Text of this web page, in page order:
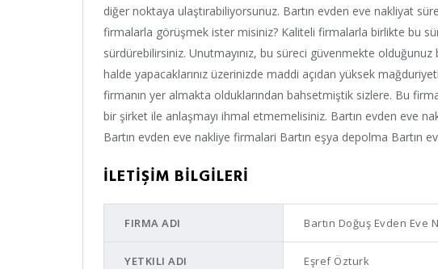
diğer noktaya ulaştırabiliyorsunuz. Bartın evden eve nakliyat
firmalarla görüşmek ister misiniz? Kaliteli firmalarla birlikte bu
sürdürebilirsiniz. Unutmayınız, bu süreci güvenmekte olduğunuz
halde yapacaklarınız üzerinizde maddi açıdan yüksek
firmanın yer almakta olduklarından bahsetmiştik sizlere. Bu
bir şirket ile anlaşmayı ihmal etmemelisiniz. Bartın evden eve
Bartın evden eve nakliye firmalari Bartın eşya depolma Bartın
İLETİŞİM BİLGİLERİ
FIRMA ADI Bartın Doğuş Evden Eve
YETKILI ADI Eşref Özturk